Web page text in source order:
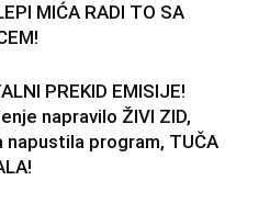
MIĆA RADI TO SA
PREKID EMISIJE!
napravilo ŽIVI ZID,
program, TUČA